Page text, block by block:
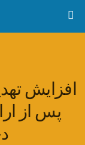
افزایش
پس از